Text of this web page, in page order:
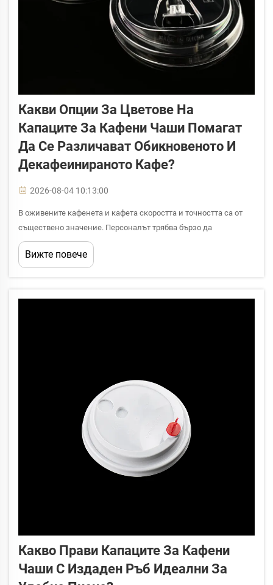
Какви Опции За Цветове На
Капаците За Кафени Чаши Помагат
Да Се Различават Обикновеното И
Декафеинираното Кафе?
2026-08-04 10:13:00
В оживените кафенета и кафета скоростта и точността са от
съществено значение. Персоналът трябва бързо да
разпознава дали чашата съдържа обикновено или
декафеинирано кафе, а клиентите имат нужда от визуална
процес чрез ясно различими цветови кодове.
Вижте повече
Какво Прави Капаците За Кафени
Чаши С Издаден Ръб Идеални За